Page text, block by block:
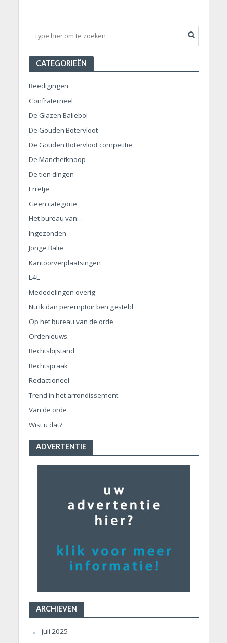
CATEGORIEËN
Beëdigingen
Confraterneel
De Glazen Baliebol
De Gouden Botervloot
De Gouden Botervloot competitie
De Manchetknoop
De tien dingen
Erretje
Geen categorie
Het bureau van…
Ingezonden
Jonge Balie
Kantoorverplaatsingen
L4L
Mededelingen overig
Nu ik dan peremptoir ben gesteld
Op het bureau van de orde
Ordenieuws
Rechtsbijstand
Rechtspraak
Redactioneel
Trend in het arrondissement
Van de orde
Wist u dat?
ADVERTENTIE
ARCHIEVEN
juli 2025